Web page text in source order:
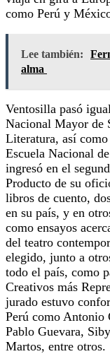
como Perú y
Lee también:
alma
Ventosilla pasó
Nacional Mayor de
Literatura, así
Escuela Nacional
ingresó en el
Producto de su
libros de cuento,
en su país, y en
como ensayos
del teatro
elegido, junto a
todo el país, como
Creativos más
jurado estuvo
Perú como Antonio
Pablo Guevara,
Martos, entre otros.